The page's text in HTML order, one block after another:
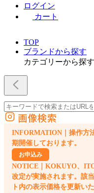
ログイン
カート
TOP
ブランドから探す
カテゴリーから探す
外部サイトの商品をカートに追加
他のサイトで見つけた商品ページのURL
画像検索
INFORMATION｜操作方
期開催しております。
お申込み
NOTICE｜KOKUYO、
改定が実施されます。該
ト内の表示価格を更新い